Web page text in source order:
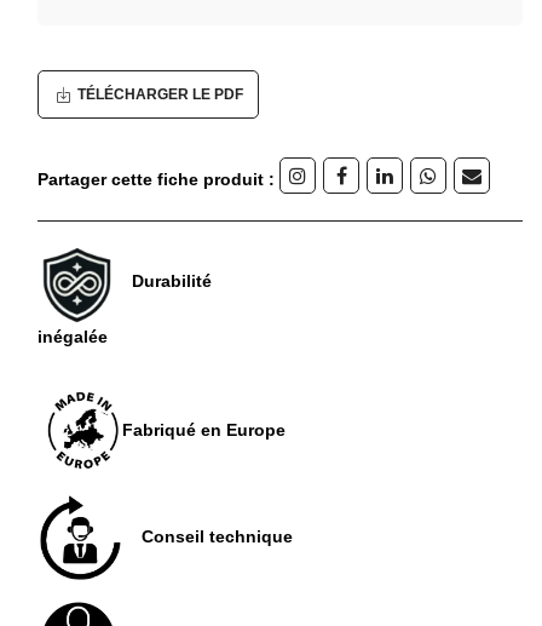
TÉLÉCHARGER LE PDF
Partager cette fiche produit :
Durabilité
inégalée
Fabriqué en Europe
Conseil technique